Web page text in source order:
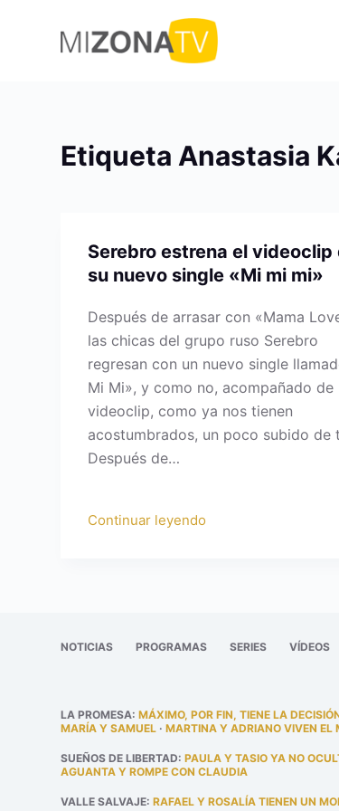
Etiqueta Anastasia
Serebro estrena el videoclip
su nuevo single «Mi mi mi»
Después de arrasar con «Mama
las chicas del grupo ruso Serebro
regresan con un nuevo single
Mi Mi», y como no, acompañado de
videoclip, como ya nos tienen
acostumbrados, un poco subido de
Después de…
Continuar leyendo
NOTICIAS PROGRAMAS SERIES VÍDEOS
LA PROMESA:MÁXIMO, POR FIN, TIENE LA
MARÍA Y SAMUEL ·MARTINA Y ADRIANO VIVEN EL
SUEÑOS DE LIBERTAD:PAULA Y TASIO YA NO
AGUANTA Y ROMPE CON CLAUDIA
VALLE SALVAJE:RAFAEL Y ROSALÍA TIENEN UN